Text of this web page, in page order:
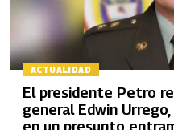
ACTUALIDAD
El presidente Petro
general Edwin
en un presunto